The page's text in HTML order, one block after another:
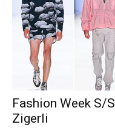
Fashion Week S/
Zigerli